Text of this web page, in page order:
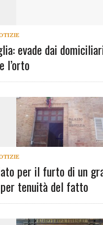
evade dai
l’orto
per il furto di un
tenuità del fatto